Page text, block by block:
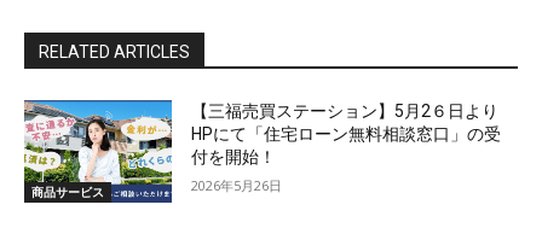
RELATED ARTICLES
商品サービス
【三福売買ステーション】5月2６日より
HPにて「住宅ローン無料相談窓口」の受
付を開始！
2026年5月26日